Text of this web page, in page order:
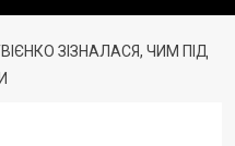
ЗІЗНАЛАСЯ, ЧИМ ПІД